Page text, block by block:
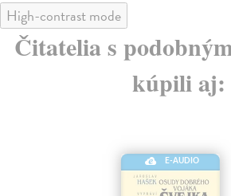
High-contrast mode
Čitatelia s
kúpili aj:
E-AUDIO